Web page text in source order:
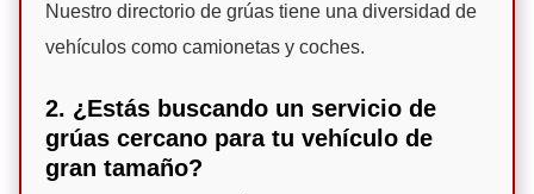
Nuestro directorio de grúas tiene una diversidad de
vehículos como camionetas y coches.
2. ¿Estás buscando un servicio de
grúas cercano para tu vehículo de
gran tamaño?